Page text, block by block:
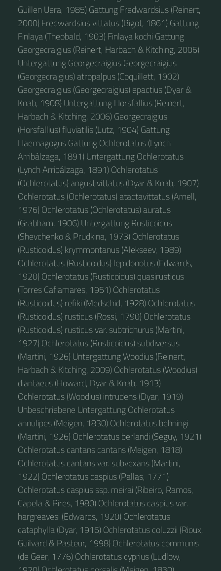
Guillen Uera, 1985) Gattung Fredwardsius (Reinert,
2000) Fredwardsius vittatus (Bigot, 1861) Gattung
Finlaya (Theobald, 1903) Finlaya kochi Gattung
Georgecraigius (Reinert, Harbach & Kitching, 2006)
Untergattung Georgecraigius Georgecraigius
(Georgecraigius) atropalpus (Coquillett, 1902)
Georgecraigius (Georgecraigius) epactius (Dyar &
Knab, 1908) Untergattung Horsfallius (Reinert,
Harbach & Kitching, 2006) Georgecraigius
(Horsfallius) fluviatilis (Lutz, 1904) Gattung
Haemagogus Gattung Ochlerotatus (Lynch
Arribálzaga, 1891) Untergattung Ochlerotatus
(Lynch Arribálzaga, 1891) Ochlerotatus
(Ochlerotatus) angustivittatus (Dyar & Knab, 1907)
Ochlerotatus (Ochlerotatus) atactavittatus (Arnell,
1976) Ochlerotatus (Ochlerotatus) auratus
(Grabham, 1906) Untergattung Rusticoidus
(Shevchenko & Prudkina, 1973) Ochlerotatus
(Rusticoidus) krymmontanus (Alekseev, 1989)
Ochlerotatus (Rusticoidus) lepidonotus (Edwards,
1920) Ochlerotatus (Rusticoidus) quasirusticus
(Torres Cafiamares, 1951) Ochlerotatus
(Rusticoidus) refiki (Medschid, 1928) Ochlerotatus
(Rusticoidus) rusticus (Rossi, 1790) Ochlerotatus
(Rusticoidus) rusticus var. subtrichurus (Martini,
1927) Ochlerotatus (Rusticoidus) subdiversus
(Martini, 1926) Untergattung Woodius (Reinert,
Harbach & Kitching, 2009) Ochlerotatus (Woodius)
diantaeus (Howard, Dyar & Knab, 1913)
Ochlerotatus (Woodius) intrudens (Dyar, 1919)
Unbeschriebene Untergattung Ochlerotatus
annulipes (Meigen, 1830) Ochlerotatus behningi
(Martini, 1926) Ochlerotatus berlandi (Seguy, 1921)
Ochlerotatus cantans cantans (Meigen, 1818)
Ochlerotatus cantans var. subvexans (Martini,
1922) Ochlerotatus caspius (Pallas, 1771)
Ochlerotatus caspius ssp. meirai (Ribeiro, Ramos,
Capela & Pires, 1980) Ochlerotatus caspius var.
hargreavesi (Edwards, 1920) Ochlerotatus
cataphylla (Dyar, 1916) Ochlerotatus coluzzii (Rioux,
Guilvard & Pasteur, 1998) Ochlerotatus communis
(de Geer, 1776) Ochlerotatus cyprius (Ludlow,